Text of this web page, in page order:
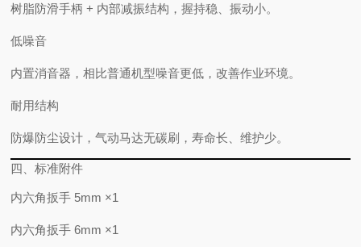
树脂防滑手柄 + 内部减振结构，握持稳、振动小。
低噪音
内置消音器，相比普通机型噪音更低 ，改善作业环境。
耐用结构
防爆防尘设计，气动马达无碳刷，寿命长、维护少。
四、标准附件
内六角扳手 5mm ×1
内六角扳手 6mm ×1